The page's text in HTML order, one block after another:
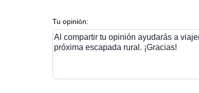
Tu opinión:
Al compartir tu opinión ayudarás a
próxima escapada rural. ¡Gracias!